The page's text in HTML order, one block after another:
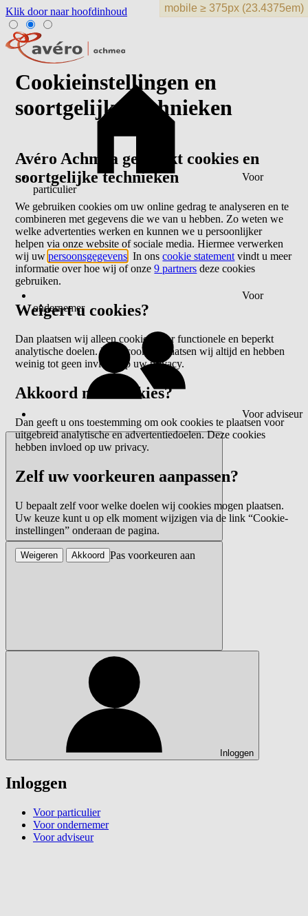
Klik door naar hoofdinhoud
Voor
particulier
Voor
ondernemer
Voor adviseur
Inloggen
Inloggen
Voor particulier
Voor ondernemer
Voor adviseur
Cookieinstellingen en
soortgelijke technieken
Avéro Achmea gebruikt cookies en
soortgelijke technieken
We gebruiken cookies om uw online gedrag te analyseren en te
combineren met gegevens die we van u hebben. Zo weten we
welke advertenties werken en kunnen we u persoonlijker
helpen via onze website of sociale media. Hiermee verwerken
wij uwpersoonsgegevens . In onscookie statement vindt u meer
informatie over hoe wij of onze9 partners deze cookies
gebruiken.
Weigert u cookies?
Dan plaatsen wij alleen cookies voor functionele en beperkt
analytische doelen. Deze cookies plaatsen wij altijd en hebben
weinig tot geen invloed op uw privacy.
Akkoord met cookies?
Dan geeft u ons toestemming om ook cookies te plaatsen voor
uitgebreid analytische en advertentiedoelen. Deze cookies
hebben invloed op uw privacy.
Zelf uw voorkeuren aanpassen?
U bepaalt zelf voor welke doelen wij cookies mogen plaatsen.
Uw keuze kunt u op elk moment wijzigen via de link “Cookie-
instellingen” onderaan de pagina.
Pas voorkeuren aan
Weigeren Akkoord